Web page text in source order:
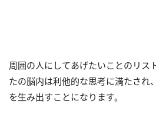
周囲の人にしてあげたいことのリス
たの脳内は利他的な思考に満たされ
を生み出すことになります。